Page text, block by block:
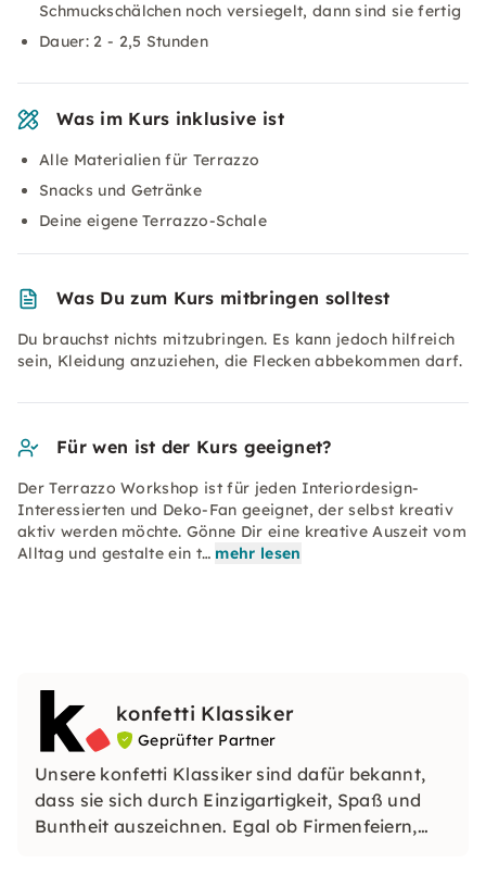
Schmuckschälchen noch versiegelt, dann sind sie fertig
Dauer: 2 - 2,5 Stunden
Was im Kurs inklusive ist
Alle Materialien für Terrazzo
Snacks und Getränke
Deine eigene Terrazzo-Schale
Was Du zum Kurs mitbringen solltest
Du brauchst nichts mitzubringen. Es kann jedoch hilfreich
sein, Kleidung anzuziehen, die Flecken abbekommen darf.
Für wen ist der Kurs geeignet?
Der Terrazzo Workshop ist für jeden Interiordesign-
Interessierten und Deko-Fan geeignet, der selbst kreativ
aktiv werden möchte. Gönne Dir eine kreative Auszeit vom
Alltag und gestalte ein t… mehr lesen
konfetti Klassiker
Geprüfter Partner
Unsere konfetti Klassiker sind dafür bekannt,
dass sie sich durch Einzigartigkeit, Spaß und
Buntheit auszeichnen. Egal ob Firmenfeiern,